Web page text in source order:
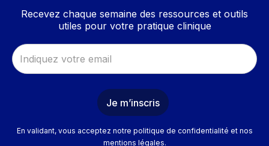
Recevez chaque semaine des ressources et outils
utiles pour votre pratique clinique
En validant, vous acceptez notre politique de confidentialité et nos
mentions légales.